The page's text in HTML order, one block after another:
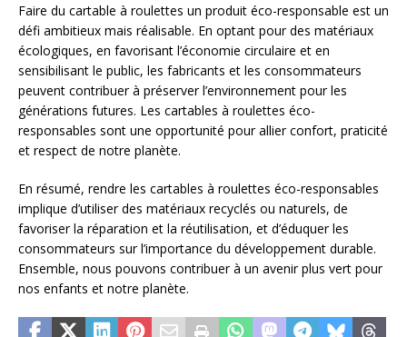
Faire du cartable à roulettes un produit éco-responsable est un
défi ambitieux mais réalisable. En optant pour des matériaux
écologiques, en favorisant l’économie circulaire et en
sensibilisant le public, les fabricants et les consommateurs
peuvent contribuer à préserver l’environnement pour les
générations futures. Les cartables à roulettes éco-
responsables sont une opportunité pour allier confort, praticité
et respect de notre planète.
En résumé, rendre les cartables à roulettes éco-responsables
implique d’utiliser des matériaux recyclés ou naturels, de
favoriser la réparation et la réutilisation, et d’éduquer les
consommateurs sur l’importance du développement durable.
Ensemble, nous pouvons contribuer à un avenir plus vert pour
nos enfants et notre planète.